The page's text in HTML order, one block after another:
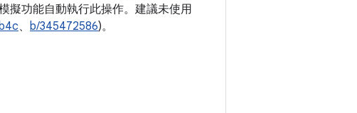
擬功能自動執行此操作。建議未使用
、 b/345472586)。